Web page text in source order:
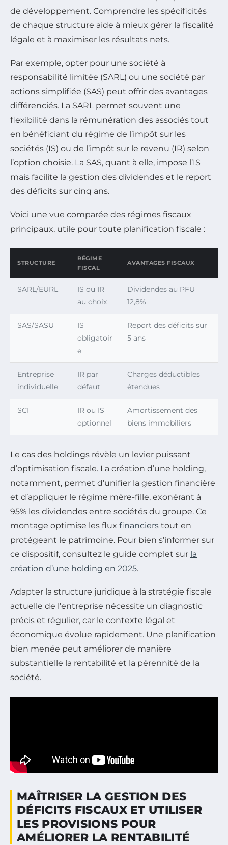
de développement. Comprendre les spécificités
de chaque structure aide à mieux gérer la fiscalité
légale et à maximiser les résultats nets.
Par exemple, opter pour une société à
responsabilité limitée (SARL) ou une société par
actions simplifiée (SAS) peut offrir des avantages
différenciés. La SARL permet souvent une
flexibilité dans la rémunération des associés tout
en bénéficiant du régime de l’impôt sur les
sociétés (IS) ou de l’impôt sur le revenu (IR) selon
l’option choisie. La SAS, quant à elle, impose l’IS
mais facilite la gestion des dividendes et le report
des déficits sur cinq ans.
Voici une vue comparée des régimes fiscaux
principaux, utile pour toute planification fiscale :
STRUCTURE
RÉGIME
FISCAL
AVANTAGES FISCAUX
SARL/EURL
IS ou IR
au choix
Dividendes au PFU
12,8%
SAS/SASU
IS
obligatoir
e
Report des déficits sur
5 ans
Entreprise
individuelle
IR par
défaut
Charges déductibles
étendues
SCI
IR ou IS
optionnel
Amortissement des
biens immobiliers
Le cas des holdings révèle un levier puissant
d’optimisation fiscale. La création d’une holding,
notamment, permet d’unifier la gestion financière
et d’appliquer le régime mère-fille, exonérant à
95% les dividendes entre sociétés du groupe. Ce
montage optimise les flux financiers tout en
protégeant le patrimoine. Pour bien s’informer sur
ce dispositif, consultez le guide complet sur la
création d’une holding en 2025.
Adapter la structure juridique à la stratégie fiscale
actuelle de l’entreprise nécessite un diagnostic
précis et régulier, car le contexte légal et
économique évolue rapidement. Une planification
bien menée peut améliorer de manière
substantielle la rentabilité et la pérennité de la
société.
MAÎTRISER LA GESTION DES
DÉFICITS FISCAUX ET UTILISER
LES PROVISIONS POUR
AMÉLIORER LA RENTABILITÉ